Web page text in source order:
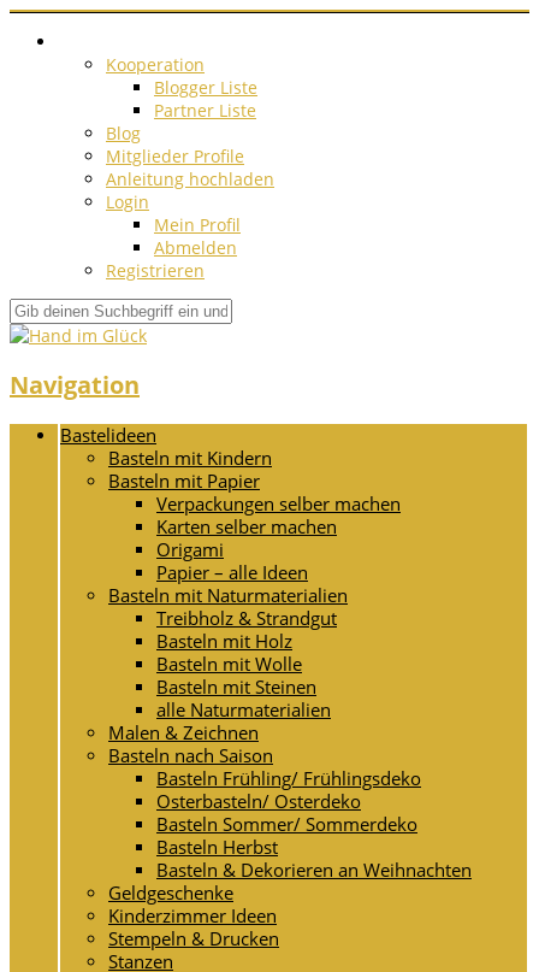
Kooperation
Blogger Liste
Partner Liste
Blog
Mitglieder Profile
Anleitung hochladen
Login
Mein Profil
Abmelden
Registrieren
Navigation
Bastelideen
Basteln mit Kindern
Basteln mit Papier
Verpackungen selber machen
Karten selber machen
Origami
Papier – alle Ideen
Basteln mit Naturmaterialien
Treibholz & Strandgut
Basteln mit Holz
Basteln mit Wolle
Basteln mit Steinen
alle Naturmaterialien
Malen & Zeichnen
Basteln nach Saison
Basteln Frühling/ Frühlingsdeko
Osterbasteln/ Osterdeko
Basteln Sommer/ Sommerdeko
Basteln Herbst
Basteln & Dekorieren an Weihnachten
Geldgeschenke
Kinderzimmer Ideen
Stempeln & Drucken
Stanzen